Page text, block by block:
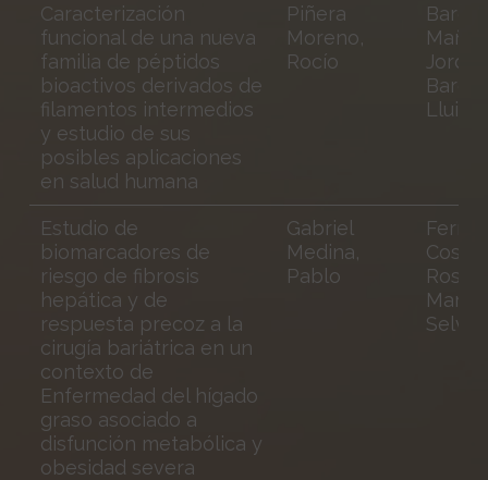
Caracterización
funcional de una nueva
familia de péptidos
bioactivos derivados de
filamentos intermedios
y estudio de sus
posibles aplicaciones
en salud humana
Piñera
Moreno,
Rocío
Jordi;
Lluis
Estudio de
biomarcadores de
riesgo de fibrosis
hepática y de
respuesta precoz a la
cirugía bariátrica en un
contexto de
Enfermedad del hígado
graso asociado a
disfunción metabólica y
obesidad severa
Gabriel
Medina,
Pablo
Ferrer
Costa,
Roser;
Selva,